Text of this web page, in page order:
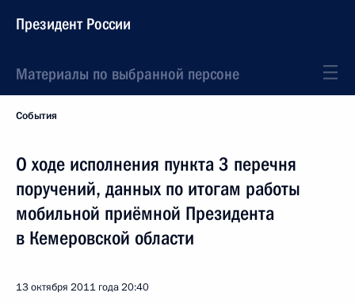
Президент России
Материалы по выбранной персоне
События
О ходе исполнения пункта 3 перечня
поручений, данных по итогам работы
мобильной приёмной Президента
в Кемеровской области
13 октября 2011 года20:40